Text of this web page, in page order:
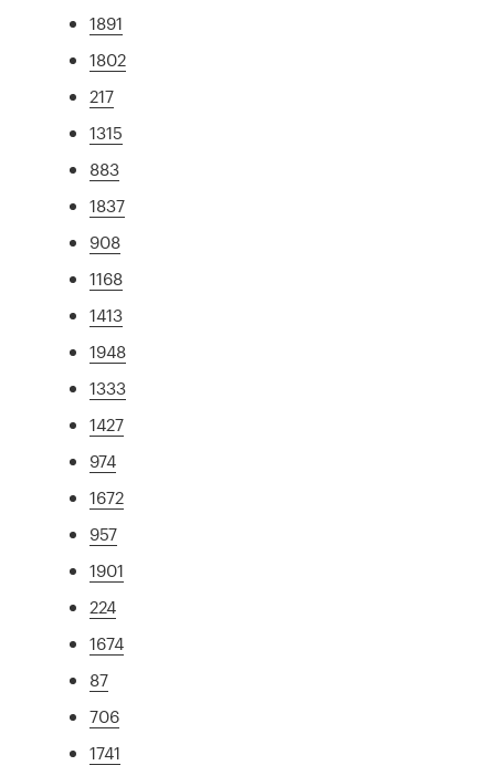
1891
1802
217
1315
883
1837
908
1168
1413
1948
1333
1427
974
1672
957
1901
224
1674
87
706
1741